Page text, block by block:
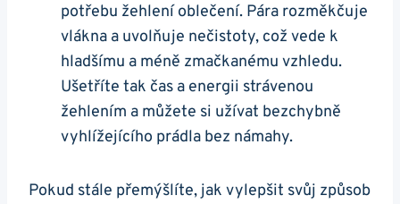
potřebu žehlení oblečení. Pára‍ rozměkčuje
vlákna a uvolňuje nečistoty, což vede k
hladšímu a méně zmačkanému vzhledu.
Ušetříte tak čas a energii strávenou
žehlením a můžete si užívat ⁢bezchybně
vyhlížejícího prádla bez námahy.
Pokud stále přemýšlíte, jak vylepšit svůj ⁤způsob